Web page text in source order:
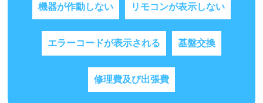
機器が作動しない リモコンが表示しない
エラーコードが表示される 基盤交換
修理費及び出張費